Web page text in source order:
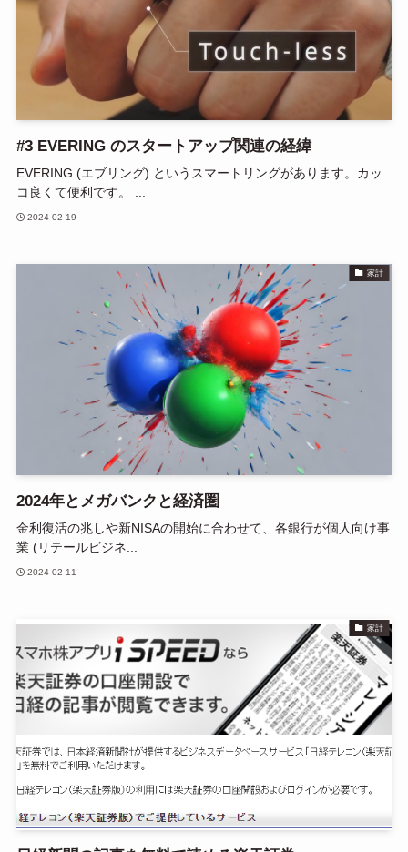
#3 EVERING のスタートアップ関連の経緯
EVERING (エブリング) というスマートリングがあります。カッ
コ良くて便利です。 ...
2024-02-19
家計
2024年とメガバンクと経済圏
金利復活の兆しや新NISAの開始に合わせて、各銀行が個人向け事
業 (リテールビジネ...
2024-02-11
家計